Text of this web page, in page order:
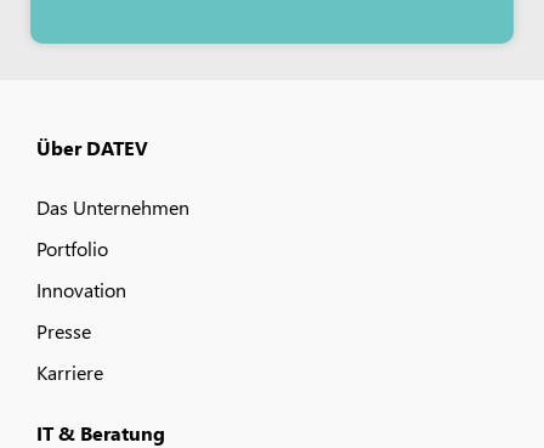
Über DATEV
Das Unternehmen
Portfolio
Innovation
Presse
Karriere
IT & Beratung